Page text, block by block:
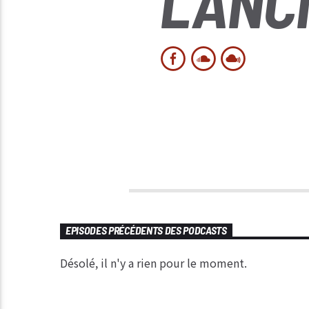
EPISODES PRÉCÉDENTS DES PODCASTS
Désolé, il n'y a rien pour le moment.